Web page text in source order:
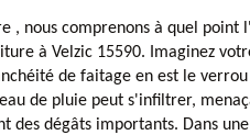
, nous comprenons à quel
à Velzic 15590. Imaginez
de faitage en est le verrou
de pluie peut s'infiltrer,
des dégâts importants. Dans